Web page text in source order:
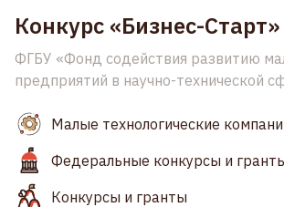
Конкурс «Бизнес-Старт»
ФГБУ «Фонд содействия развитию
предприятий в научно-технической
Малые технологические
Федеральные конкурсы и
Конкурсы и гранты